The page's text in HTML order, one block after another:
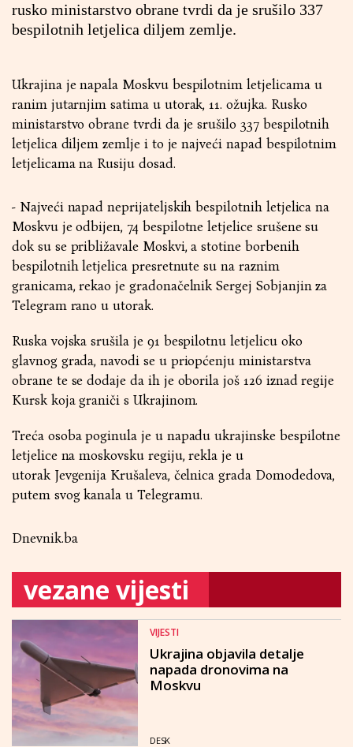
rusko ministarstvo obrane tvrdi da je srušilo 337
bespilotnih letjelica diljem zemlje.
Ukrajina je napala Moskvu bespilotnim letjelicama u
ranim jutarnjim satima u utorak, 11. ožujka. Rusko
ministarstvo obrane tvrdi da je srušilo 337 bespilotnih
letjelica diljem zemlje i to je najveći napad bespilotnim
letjelicama na Rusiju dosad.
- Najveći napad neprijateljskih bespilotnih letjelica na
Moskvu je odbijen, 74 bespilotne letjelice srušene su
dok su se približavale Moskvi, a stotine borbenih
bespilotnih letjelica presretnute su na raznim
granicama, rekao je gradonačelnik Sergej Sobjanjin za
Telegram rano u utorak.
Ruska vojska srušila je 91 bespilotnu letjelicu oko
glavnog grada, navodi se u priopćenju ministarstva
obrane te se dodaje da ih je oborila još 126 iznad regije
Kursk koja graniči s Ukrajinom.
Treća osoba poginula je u napadu ukrajinske bespilotne
letjelice na moskovsku regiju, rekla je u
utorak Jevgenija Krušaleva, čelnica grada Domodedova,
putem svog kanala u Telegramu.
Dnevnik.ba
vezane vijesti
VIJESTI
Ukrajina objavila detalje
napada dronovima na
Moskvu
DESK